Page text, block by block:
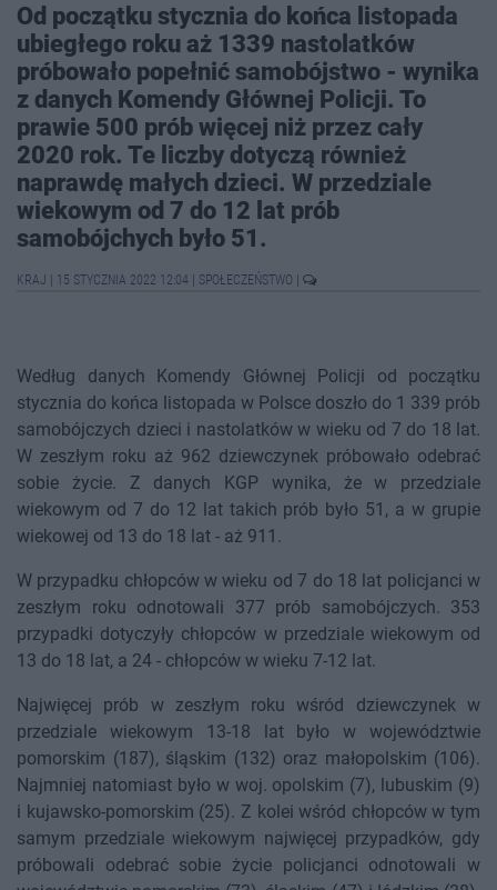
Od początku stycznia do końca listopada
ubiegłego roku aż 1339 nastolatków
próbowało popełnić samobójstwo - wynika
z danych Komendy Głównej Policji. To
prawie 500 prób więcej niż przez cały
2020 rok. Te liczby dotyczą również
naprawdę małych dzieci. W przedziale
wiekowym od 7 do 12 lat prób
samobójchych było 51.
KRAJ 15 STYCZNIA 2022 12:04 SPOŁECZEŃSTWO
Według danych Komendy Głównej Policji od początku
stycznia do końca listopada w Polsce doszło do 1 339 prób
samobójczych dzieci i nastolatków w wieku od 7 do 18 lat.
W zeszłym roku aż 962 dziewczynek próbowało odebrać
sobie życie. Z danych KGP wynika, że w przedziale
wiekowym od 7 do 12 lat takich prób było 51, a w grupie
wiekowej od 13 do 18 lat - aż 911.
W przypadku chłopców w wieku od 7 do 18 lat policjanci w
zeszłym roku odnotowali 377 prób samobójczych. 353
przypadki dotyczyły chłopców w przedziale wiekowym od
13 do 18 lat, a 24 - chłopców w wieku 7-12 lat.
Najwięcej prób w zeszłym roku wśród dziewczynek w
przedziale wiekowym 13-18 lat było w województwie
pomorskim (187), śląskim (132) oraz małopolskim (106).
Najmniej natomiast było w woj. opolskim (7), lubuskim (9)
i kujawsko-pomorskim (25). Z kolei wśród chłopców w tym
samym przedziale wiekowym najwięcej przypadków, gdy
próbowali odebrać sobie życie policjanci odnotowali w